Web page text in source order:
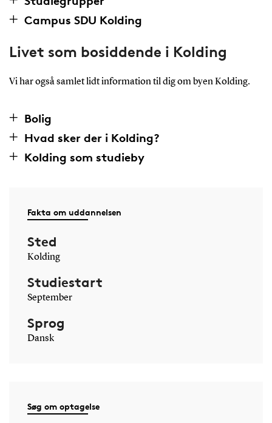
Campus SDU Kolding
Livet som bosiddende i Kolding
Vi har også samlet lidt information til dig om byen Kolding.
Bolig
Hvad sker der i Kolding?
Kolding som studieby
Fakta om uddannelsen
Sted
Kolding
Studiestart
September
Sprog
Dansk
Søg om optagelse